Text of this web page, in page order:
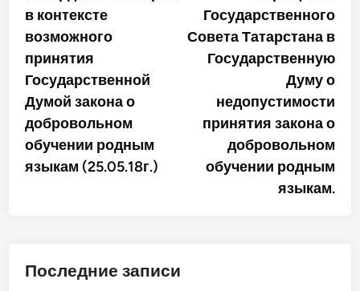
в контексте
возможного
принятия
Государственной
Думой закона о
добровольном
обучении родным
языкам (25.05.18г.)
Государственного
Совета Татарстана в
Государственную
Думу о
недопустимости
принятия закона о
добровольном
обучении родным
языкам.
Последние записи